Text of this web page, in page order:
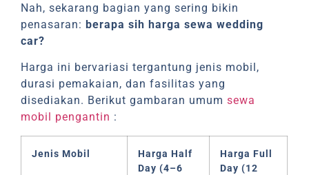
Nah, sekarang bagian yang sering bikin
penasaran:berapa sih harga sewa wedding
car?
Harga ini bervariasi tergantung jenis mobil,
durasi pemakaian, dan fasilitas yang
disediakan. Berikut gambaran umumsewa
mobil pengantin :
Jenis Mobil
Harga Half
Day (4–6
Harga Full
Day (12